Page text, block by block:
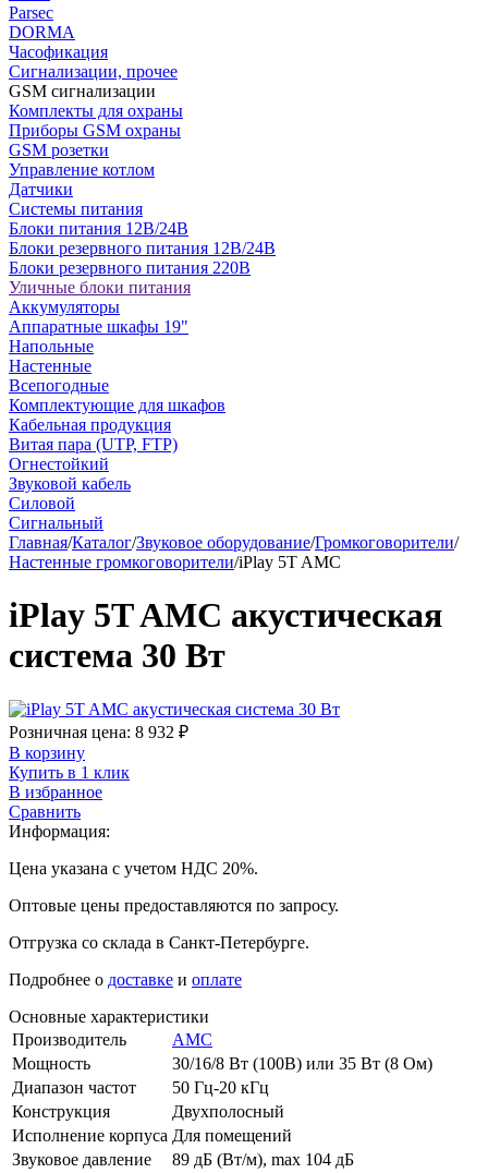
Parsec
DORMA
Часофикация
Сигнализации, прочее
GSM сигнализации
Комплекты для охраны
Приборы GSM охраны
GSM розетки
Управление котлом
Датчики
Системы питания
Блоки питания 12В/24В
Блоки резервного питания 12В/24В
Блоки резервного питания 220В
Уличные блоки питания
Аккумуляторы
Аппаратные шкафы 19"
Напольные
Настенные
Всепогодные
Комплектующие для шкафов
Кабельная продукция
Витая пара (UTP, FTP)
Огнестойкий
Звуковой кабель
Силовой
Сигнальный
Главная/Каталог/Звуковое оборудование/Громкоговорители/
Настенные громкоговорители/iPlay 5T AMC
iPlay 5T AMC акустическая
система 30 Вт
Розничная цена: 8 932 ₽
В корзину
Купить в 1 клик
В избранное
Сравнить
Информация:
Цена указана с учетом НДС 20%.
Оптовые цены предоставляются по запросу.
Отгрузка со склада в Санкт-Петербурге.
Подробнее о доставке и оплате
Основные характеристики
Производитель
AMC
Мощность
30/16/8 Вт (100В) или 35 Вт (8 Ом)
Диапазон частот
50 Гц-20 кГц
Конструкция
Двухполосный
Исполнение корпуса Для помещений
Звуковое давление
89 дБ (Вт/м), max 104 дБ